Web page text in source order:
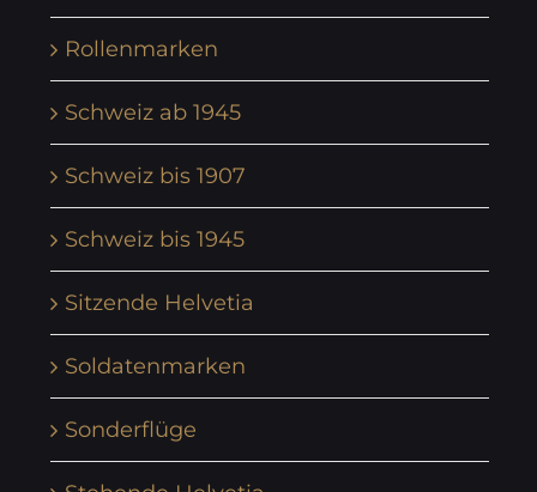
Rollenmarken
Schweiz ab 1945
Schweiz bis 1907
Schweiz bis 1945
Sitzende Helvetia
Soldatenmarken
Sonderflüge